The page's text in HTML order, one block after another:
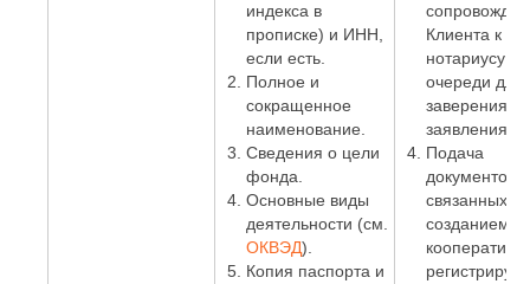
индекса в
прописке) и ИНН,
если есть.
Полное и
сокращенное
наименование.
Сведения о цели
фонда.
Основные виды
деятельности (см.
ОКВЭД).
Копия паспорта и
Клиента к
нотариусу
очереди для
заверения
заявления;
Подача
документов,
связанных с
созданием